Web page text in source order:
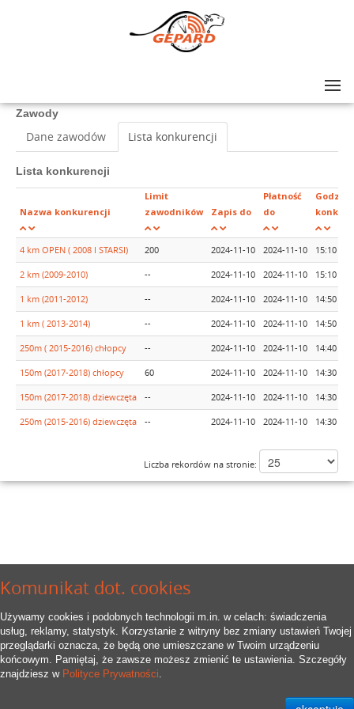
Komunikat dot. cookies
Używamy cookies i podobnych technologii m.in. w celach: świadczenia
usług, reklamy, statystyk. Korzystanie z witryny bez zmiany ustawień Twojej
przeglądarki oznacza, że będą one umieszczane w Twoim urządzeniu
końcowym. Pamiętaj, że zawsze możesz zmienić te ustawienia. Szczegóły
znajdziesz w Polityce Prywatności.
Zawody
Dane zawodów Lista konkurencji
Lista konkurencji
Nazwa konkurencji
Limit
zawodników
Zapis do
Płatność
do
4 km OPEN ( 2008 I STARSI) 200 2024-11-10 2024-11-10 15:10
2 km (2009-2010) -- 2024-11-10 2024-11-10 15:10
1 km (2011-2012) -- 2024-11-10 2024-11-10 14:50
1 km ( 2013-2014) -- 2024-11-10 2024-11-10 14:50
250m ( 2015-2016) chłopcy -- 2024-11-10 2024-11-10 14:40
150m (2017-2018) chłopcy 60 2024-11-10 2024-11-10 14:30
150m (2017-2018) dziewczęta -- 2024-11-10 2024-11-10 14:30
250m (2015-2016) dziewczęta -- 2024-11-10 2024-11-10 14:30
Liczba rekordów na stronie: